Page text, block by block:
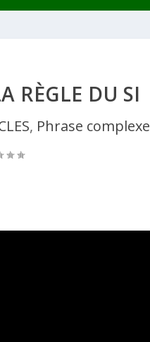
RÈGLE DU SI
, Phrase complexe